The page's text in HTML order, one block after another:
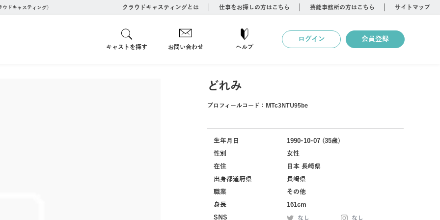
ドキャスティング） クラウドキャスティングとは 仕事をお探しの方はこちら 芸能事務所の方はこちら サイトマップ
キャストを探す お問い合わせ ヘルプ
ログイン 会員登録
どれみ
プロフィールコード： MTc3NTU95be
生年月日
1990-10-07 (35歳)
性別
女性
在住
日本 長崎県
出身都道府県
長崎県
職業
その他
身長
161cm
SNS
なし なし